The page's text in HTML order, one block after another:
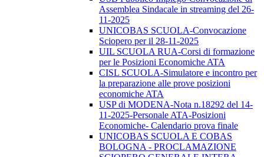
Assemblea Sindacale in streaming del 26-
11-2025
UNICOBAS SCUOLA-Convocazione
Sciopero per il 28-11-2025
UIL SCUOLA RUA-Corsi di formazione
per le Posizioni Economiche ATA
CISL SCUOLA-Simulatore e incontro per
la preparazione alle prove posizioni
economiche ATA
USP di MODENA-Nota n.18292 del 14-
11-2025-Personale ATA-Posizioni
Economiche- Calendario prova finale
UNICOBAS SCUOLA E COBAS
BOLOGNA - PROCLAMAZIONE